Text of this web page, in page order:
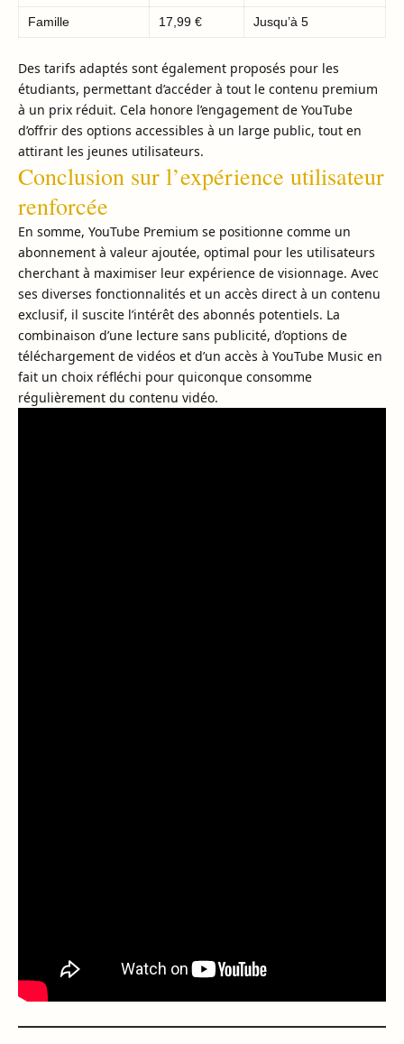
Famille 17,99 € Jusqu’à 5
Des tarifs adaptés sont également proposés pour les
étudiants, permettant d’accéder à tout le contenu premium
à un prix réduit. Cela honore l’engagement de YouTube
d’offrir des options accessibles à un large public, tout en
attirant les jeunes utilisateurs.
Conclusion sur l’expérience utilisateur
renforcée
En somme, YouTube Premium se positionne comme un
abonnement à valeur ajoutée, optimal pour les utilisateurs
cherchant à maximiser leur expérience de visionnage. Avec
ses diverses fonctionnalités et un accès direct à un contenu
exclusif, il suscite l’intérêt des abonnés potentiels. La
combinaison d’une lecture sans publicité, d’options de
téléchargement de vidéos et d’un accès à YouTube Music en
fait un choix réfléchi pour quiconque consomme
régulièrement du contenu vidéo.